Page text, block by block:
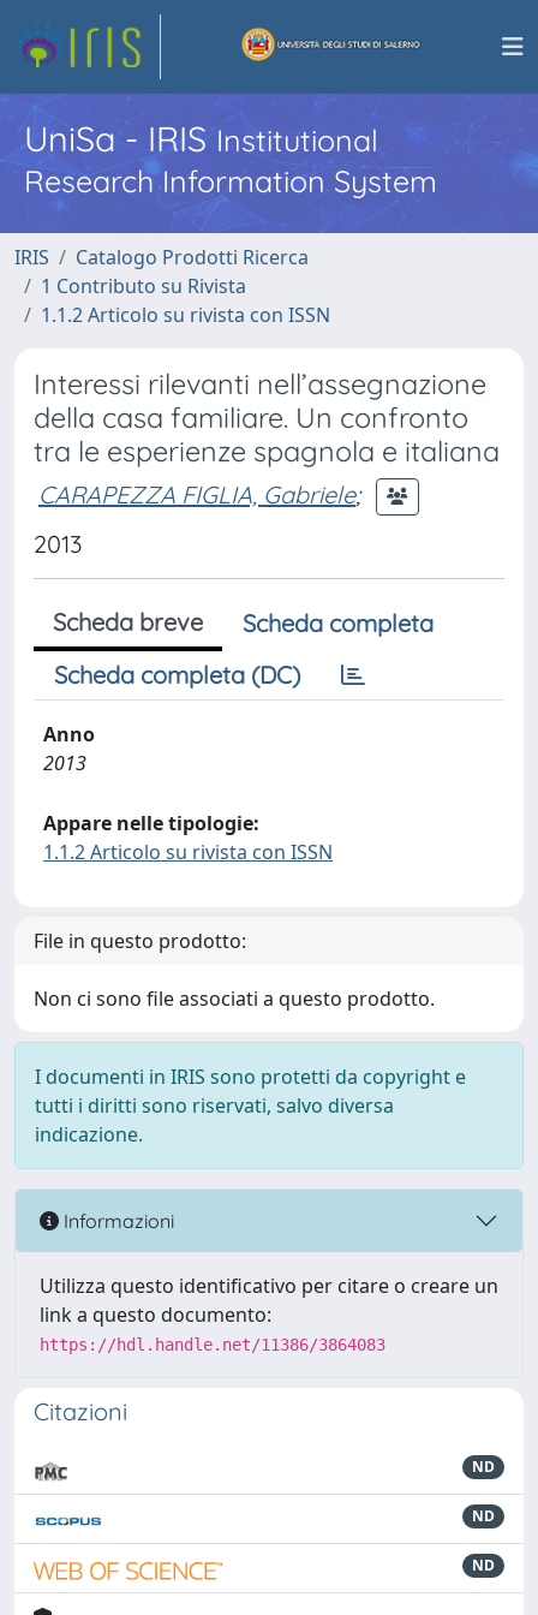
UniSa - IRISInstitutional
Research Information System
IRIS
Catalogo Prodotti Ricerca
1 Contributo su Rivista
1.1.2 Articolo su rivista con ISSN
Interessi rilevanti nell’assegnazione
della casa familiare. Un confronto
tra le esperienze spagnola e italiana
CARAPEZZA FIGLIA, Gabriele;
2013
Scheda breve
Scheda completa
Scheda completa (DC)
Anno
2013
Appare nelle tipologie:
1.1.2 Articolo su rivista con ISSN
File in questo prodotto:
Non ci sono file associati a questo prodotto.
I documenti in IRIS sono protetti da copyright e
tutti i diritti sono riservati, salvo diversa
indicazione.
Informazioni
Utilizza questo identificativo per citare o creare un
link a questo documento:
https://hdl.handle.net/11386/3864083
Citazioni
ND
ND
ND